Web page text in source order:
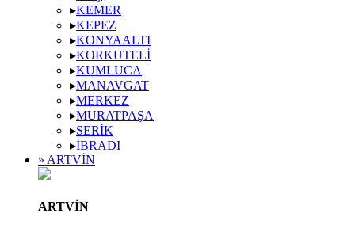
▸KEMER
▸KEPEZ
▸KONYAALTI
▸KORKUTELI
▸KUMLUCA
▸MANAVGAT
▸MERKEZ
▸MURATPAŞA
▸SERIK
▸İBRADI
» ARTVIN
ARTVIN